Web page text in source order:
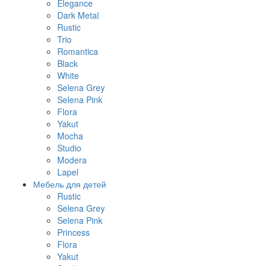
Elegance
Dark Metal
Rustic
Trio
Romantica
Black
White
Selena Grey
Selena Pink
Flora
Yakut
Mocha
Studio
Modera
Lapel
Мебель для детей
Rustic
Selena Grey
Selena Pink
Princess
Flora
Yakut